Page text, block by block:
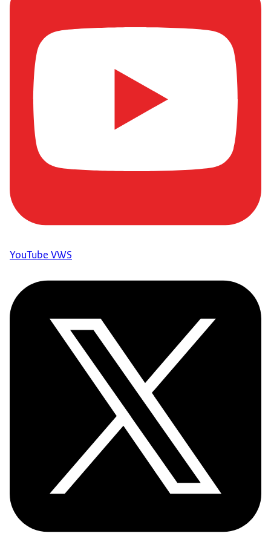
YouTube VWS